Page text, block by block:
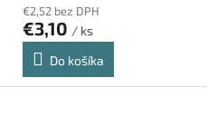
€2,52 bez DPH
€3,10 / ks
Do košíka